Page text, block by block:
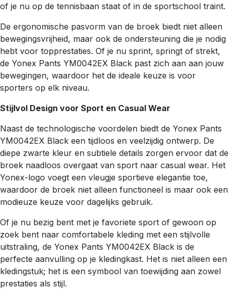
of je nu op de tennisbaan staat of in de sportschool traint.
De ergonomische pasvorm van de broek biedt niet alleen
bewegingsvrijheid, maar ook de ondersteuning die je nodig
hebt voor topprestaties. Of je nu sprint, springt of strekt,
de Yonex Pants YM0042EX Black past zich aan aan jouw
bewegingen, waardoor het de ideale keuze is voor
sporters op elk niveau.
Stijlvol Design voor Sport en Casual Wear
Naast de technologische voordelen biedt de Yonex Pants
YM0042EX Black een tijdloos en veelzijdig ontwerp. De
diepe zwarte kleur en subtiele details zorgen ervoor dat de
broek naadloos overgaat van sport naar casual wear. Het
Yonex-logo voegt een vleugje sportieve elegantie toe,
waardoor de broek niet alleen functioneel is maar ook een
modieuze keuze voor dagelijks gebruik.
Of je nu bezig bent met je favoriete sport of gewoon op
zoek bent naar comfortabele kleding met een stijlvolle
uitstraling, de Yonex Pants YM0042EX Black is de
perfecte aanvulling op je kledingkast. Het is niet alleen een
kledingstuk; het is een symbool van toewijding aan zowel
prestaties als stijl.